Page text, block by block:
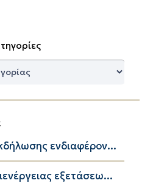
ενδιαφέρον...
εξετάσεω...